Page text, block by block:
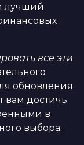
лучший
все эти
обновления
вам достичь
в
выбора.